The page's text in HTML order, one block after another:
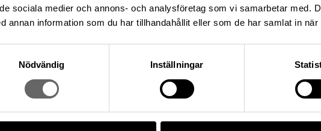
sociala medier och annons- och analysföretag som vi samarbetar med.
annan information som du har tillhandahållit eller som de har samlat in
Nödvändig
Inställningar
Hemlanden, Fornlämning: L2017:1904, Socken: Adelsö socken, Kommun:
Landskap: Uppland, Land: Sverige
Hög: 715
object/1D42DFBD-7393-4CBA-9511-F537C4596172